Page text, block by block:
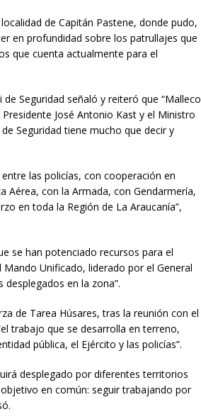
de Capitán Pastene, donde pudo,
en profundidad sobre los patrullajes que
que cuenta actualmente para el
Seguridad señaló y reiteró que “Malleco
José Antonio Kast y el Ministro
Seguridad tiene mucho que decir y
las policías, con cooperación en
Aérea, con la Armada, con Gendarmería,
en toda la Región de La Araucanía”,
se han potenciado recursos para el
Unificado, liderado por el General
en la zona”.
de Tarea Húsares, tras la reunión con el
trabajo que se desarrolla en terreno,
pública, el Ejército y las policías”.
desplegado por diferentes territorios
en común: seguir trabajando por